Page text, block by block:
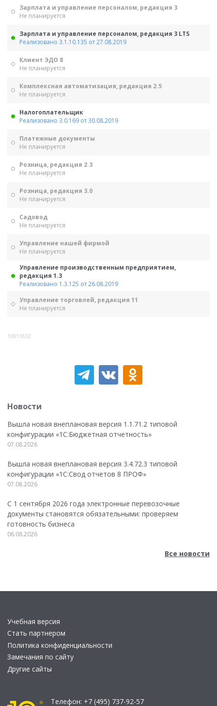
Зарплата и управление персоналом, редакция 3
Не планируется
Зарплата и управление персоналом, редакция 3 LTS
Реализовано 3.1.10.135 от 27.08.2019
Клиент ЭДО 8
Не планируется
Комплексная автоматизация, редакция 2.5
Не планируется
Налогоплательщик
Реализовано 3.0.169 от 30.08.2019
Платежные документы
Не планируется
Розница, редакция 2.3
Не планируется
Розница, редакция 3.0
Не планируется
Садовод
Не планируется
Управление нашей фирмой
Не планируется
Управление производственным предприятием,
редакция 1.3
Реализовано 1.3.125 от 26.08.2019
Управление торговлей, редакция 11
Не планируется
10013632
Новости
Вышла новая внеплановая версия 1.1.71.2 типовой
конфигурации «1C:Бюджетная отчетность»
07.08.2026
Вышла новая внеплановая версия 3.4.72.3 типовой
конфигурации «1C:Свод отчетов 8 ПРОФ»
07.08.2026
С 1 сентября 2026 года электронные перевозочные
документы становятся обязательными: проверяем
готовность бизнеса
06.08.2026
Все новости
Учебная версия
Стать партнером
Политика конфиденциальности
Замечания по сайту
Другие сайты
Телефон: +7 (495) 737-92-57